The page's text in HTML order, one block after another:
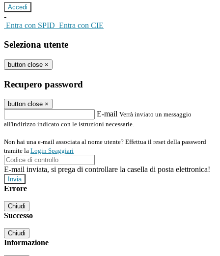
-
Entra con SPID Entra con CIE
Seleziona utente
button close ×
Recupero password
button close ×
E-mail Verrà inviato un messaggio
all'indirizzo indicato con le istruzioni necessarie.
Non hai una e-mail associata al nome utente? Effettua il reset della password
tramite la Login Spaggiari
E-mail inviata, si prega di controllare la casella di posta elettronica!
Errore
Chiudi
Successo
Chiudi
Informazione